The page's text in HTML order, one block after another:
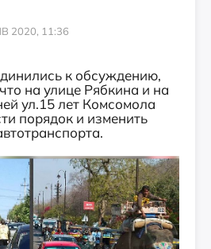
2020, 11:36
к обсуждению,
на улице Рябкина и на
ул.15 лет Комсомола
порядок и изменить